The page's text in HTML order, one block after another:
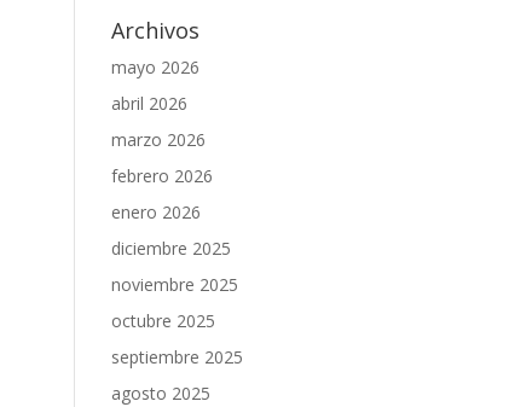
Archivos
mayo 2026
abril 2026
marzo 2026
febrero 2026
enero 2026
diciembre 2025
noviembre 2025
octubre 2025
septiembre 2025
agosto 2025